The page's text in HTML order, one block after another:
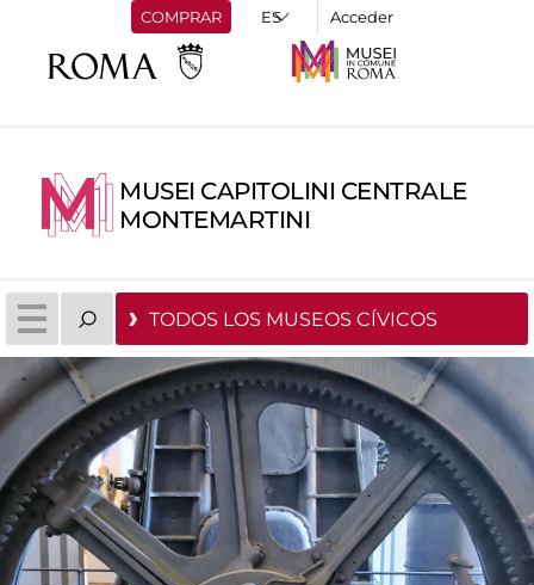
COMPRAR Acceder
MUSEI CAPITOLINI CENTRALE
MONTEMARTINI
TODOS LOS MUSEOS CÍVICOS